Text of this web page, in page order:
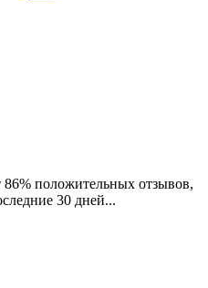
86% положительных отзывов,
30 дней...